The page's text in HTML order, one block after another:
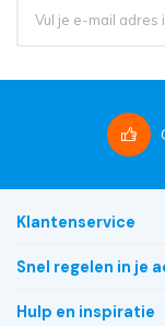
Klantenservice
Snel regelen in je
Hulp en inspiratie